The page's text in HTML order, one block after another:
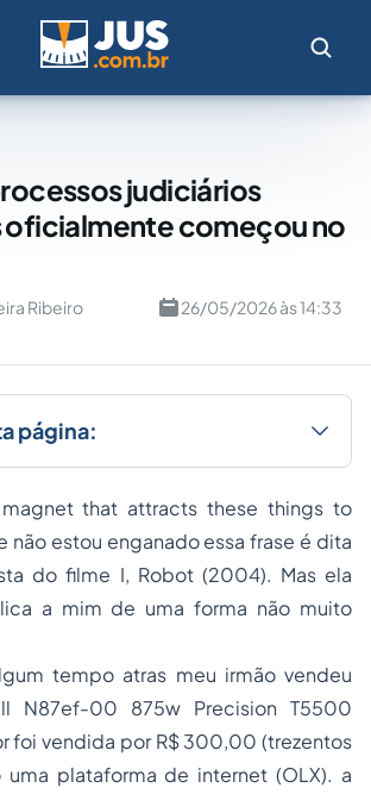
judiciários
oficialmente começou no
Ribeiro 26/05/2026 às 14:33
página:
that attracts these things to
não estou enganado essa frase é dita
do filme I, Robot(2004). Mas ela
a mim de uma forma não muito
tempo atras meu irmão vendeu
N87ef-00 875w Precision T5500
foi vendida por R$ 300,00 (trezentos
uma plataforma de internet (OLX). a